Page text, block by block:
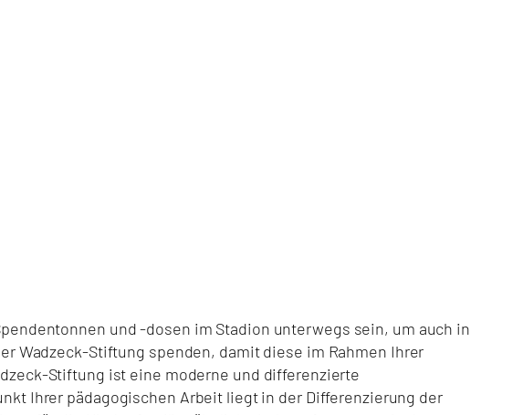
und -dosen im Stadion unterwegs sein, um auch in
Wadzeck-Stiftung spenden, damit diese im Rahmen Ihrer
Stiftung ist eine moderne und differenzierte
Ihrer pädagogischen Arbeit liegt in der Differenzierung der